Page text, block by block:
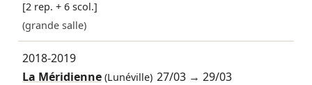
[2 rep. + 6 scol.]
(grande salle)
2018-2019
La Méridienne(Lunéville) 27/03 →29/03